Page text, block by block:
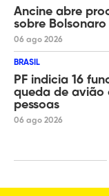
Ancine abre
sobre Bolsonaro
06 ago 2026
BRASIL
PF indicia 16
queda de avião
pessoas
06 ago 2026